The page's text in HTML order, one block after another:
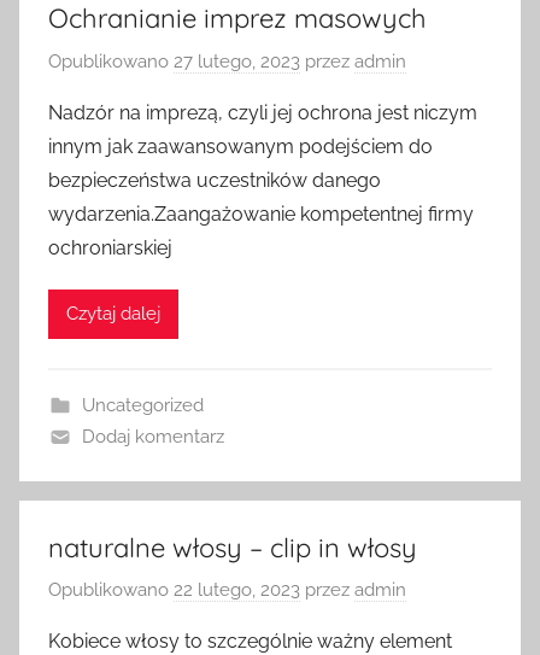
Ochranianie imprez masowych
Opublikowano 27 lutego, 2023 przez admin
Nadzór na imprezą, czyli jej ochrona jest niczym
innym jak zaawansowanym podejściem do
bezpieczeństwa uczestników danego
wydarzenia.Zaangażowanie kompetentnej firmy
ochroniarskiej
Czytaj dalej
Uncategorized
Dodaj komentarz
naturalne włosy – clip in włosy
Opublikowano 22 lutego, 2023 przez admin
Kobiece włosy to szczególnie ważny element